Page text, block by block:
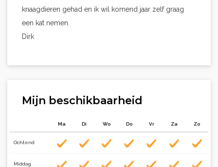
knaagdieren gehad en ik wil komend jaar zelf graag
een kat nemen.
Dirk
Mijn beschikbaarheid
Ma Di Wo Do Vr Za Zo
Ochtend
Middag